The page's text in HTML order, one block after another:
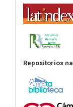
Repositorios